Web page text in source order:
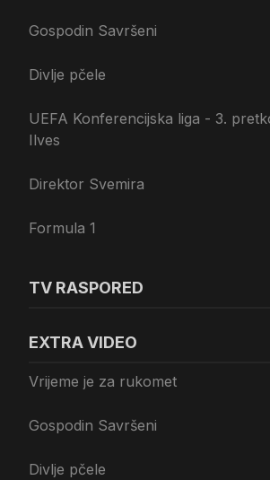
Gospodin Savršeni
Divlje pčele
UEFA Konferencijska liga - 3.
Ilves
Direktor Svemira
Formula 1
TV RASPORED
EXTRA VIDEO
Vrijeme je za rukomet
Gospodin Savršeni
Divlje pčele